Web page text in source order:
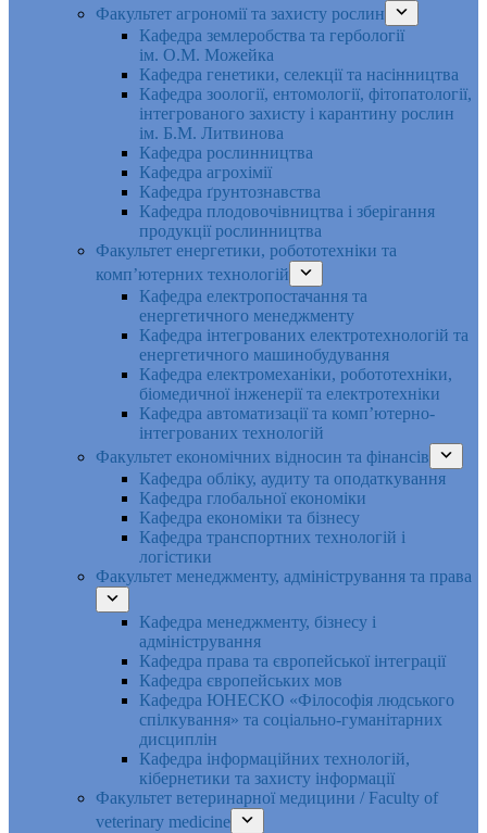
Факультет агрономії та захисту рослин
Кафедра землеробства та гербології
ім. О.М. Можейка
Кафедра генетики, селекції та насінництва
Кафедра зоології, ентомології, фітопатології,
інтегрованого захисту і карантину рослин
ім. Б.М. Литвинова
Кафедра рослинництва
Кафедра агрохімії
Кафедра ґрунтознавства
Кафедра плодовочівництва і зберігання
продукції рослинництва
Факультет енергетики, робототехніки та
комп’ютерних технологій
Кафедра електропостачання та
енергетичного менеджменту
Кафедра інтегрованих електротехнологій та
енергетичного машинобудування
Кафедра електромеханіки, робототехніки,
біомедичної інженерії та електротехніки
Кафедра автоматизації та комп’ютерно-
інтегрованих технологій
Факультет економічних відносин та фінансів
Кафедра обліку, аудиту та оподаткування
Кафедра глобальної економіки
Кафедра економіки та бізнесу
Кафедра транспортних технологій і
логістики
Факультет менеджменту, адміністрування та права
Кафедра менеджменту, бізнесу і
адміністрування
Кафедра права та європейської інтеграції
Кафедра європейських мов
Кафедра ЮНЕСКО «Філософія людського
спілкування» та соціально-гуманітарних
дисциплін
Кафедра інформаційних технологій,
кібернетики та захисту інформації
Факультет ветеринарної медицини / Faculty of
veterinary medicine